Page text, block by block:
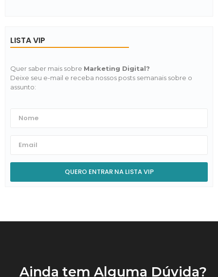
LISTA VIP
Quer saber mais sobre Marketing Digital?
Deixe seu e-mail e receba nossos posts semanais sobre o
assunto:
QUERO ENTRAR NA LISTA VIP
Ainda tem Alguma Dúvida?